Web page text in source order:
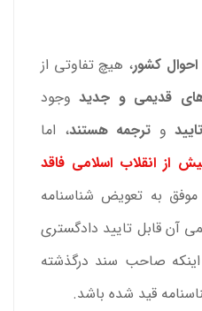
کشور، هیچ تفاوتی از
قدیمی و جدیدوجود
تایید و ترجمه هستند، اما
از انقلاب اسلامی فاقد
به تعویض شناسنامه
آن قابل تایید دادگستری
صاحب سند درگذشته
قید شده باشد.